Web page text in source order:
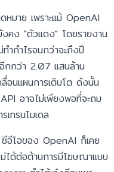
หมาย เพราะแม้ OpenAI
งคง "ตัวแดง" โดยรายงาน
ำกำไรจนกว่าจะถึงปี
กกว่า 2.07 แสนล้าน
อนแผนการเติบโต ดังนั้น
อาจไม่เพียงพอที่จะถม
เทรนโมเดล
อีโอของ OpenAI ก็เคย
ได้ต่อต้านการมีโฆษณาแบบ